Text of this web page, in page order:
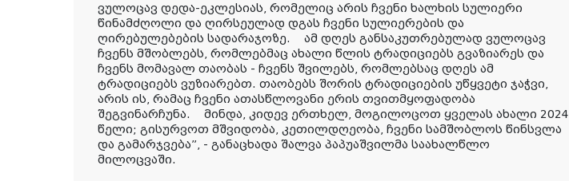
ვულოცავ დედა-ეკლესიას, რომელიც არის ჩვენი ხალხის სულიერი
წინამძღოლი და ღირსეულად დგას ჩვენი სულიერების და
ღირებულებების სადარაჯოზე. ამ დღეს განსაკუთრებულად ვულოცავ
ჩვენს მშობლებს, რომლებმაც ახალი წლის ტრადიციებს გვაზიარეს და
ჩვენს მომავალ თაობას - ჩვენს შვილებს, რომლებსაც დღეს ამ
ტრადიციებს ვუზიარებთ. თაობებს შორის ტრადიციების უწყვეტი ჯაჭვი,
არის ის, რამაც ჩვენი ათასწლოვანი ერის თვითმყოფადობა
შეგვინარჩუნა. მინდა, კიდევ ერთხელ, მოგილოცოთ ყველას ახალი 2024
წელი; გისურვოთ მშვიდობა, კეთილდღეობა, ჩვენი სამშობლოს წინსვლა
და გამარჯვება” , - განაცხადა შალვა პაპუაშვილმა საახალწლო
მილოცვაში.